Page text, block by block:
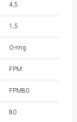
4,5
1,5
O-ring
FPM
FPM80
80